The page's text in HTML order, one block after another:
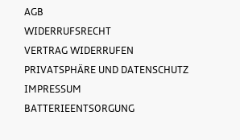
AGB
WIDERRUFSRECHT
VERTRAG WIDERRUFEN
PRIVATSPHÄRE UND DATENSCHUTZ
IMPRESSUM
BATTERIEENTSORGUNG